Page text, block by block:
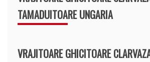
TAMADUITOARE UNGARIA
VRAJITOARE GHICITOARE